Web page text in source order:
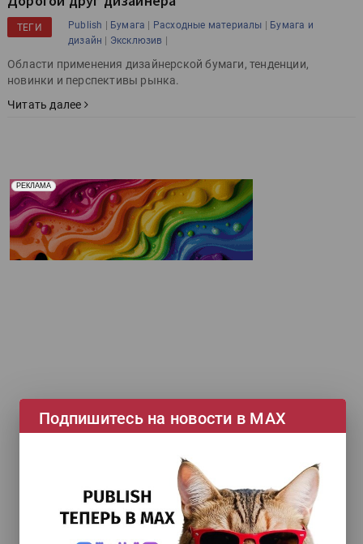
ТЕГИ Publish | Бумага | Расходные материалы | Бумага и
дизайн | Эксклюзив |
Области применения дизайнерской бумаги, тенденции,
новинки и перспективы рынка.
Читать далее
РЕКЛАМА
Реклама. Рекламодатель ООО "Передовые Системы
Печати" erid: 2SDnjd2d4Qz
Подпишитесь на новости в МАХ